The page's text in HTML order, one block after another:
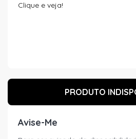
Clique e veja!
PRODUTO
Avise-Me